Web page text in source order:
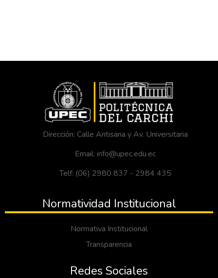
Dirección: Calle Antisana y Av. Universitaria
Email: info@upec.edu.ec
Telf: (06) 2980 837 - 2984 435
Normatividad Institucional
Normativa Institucional
Transparencia
Redes Sociales